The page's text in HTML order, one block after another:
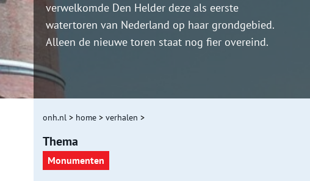
verwelkomde Den Helder deze als eerste
watertoren van Nederland op haar grondgebied.
Alleen de nieuwe toren staat nog fier overeind.
onh.nl > home > verhalen >
Thema
Monumenten